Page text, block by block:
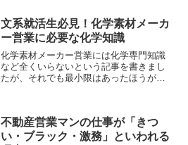
めるなんて最高に素晴らしい！仕事に
「やりがい・自己成長がない...
文系就活生必見！化学素材メーカ
ー営業に必要な化学知識
化学素材メーカー営業には化学専門知識
など全くいらないという記事を書きまし
たが、それでも最小限はあったほうが仕
てましたら幸いです。 参...
不動産営業マンの仕事が「きつ
い・ブラック・激務」といわれる